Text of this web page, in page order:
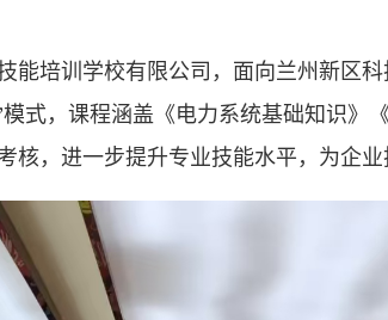
培训学校有限公司，面向兰州新区科
式，课程涵盖《电力系统基础知识》
核，进一步提升专业技能水平，为